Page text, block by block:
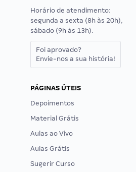
Horário de atendimento:
segunda a sexta (8h às 20h),
sábado (9h às 13h).
Foi aprovado?
Envie-nos a sua história!
PÁGINAS ÚTEIS
Depoimentos
Material Grátis
Aulas ao Vivo
Aulas Grátis
Sugerir Curso